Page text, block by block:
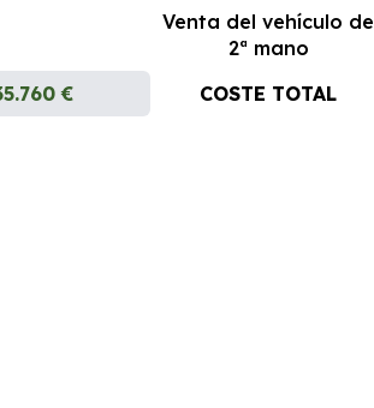
Venta del vehículo de
2ª mano
€ COSTE TOTAL